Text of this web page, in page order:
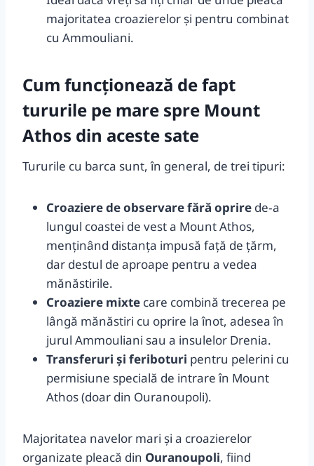
majoritatea croazierelor și pentru combinat
cu Ammouliani.
Cum funcționează de fapt
tururile pe mare spre Mount
Athos din aceste sate
Tururile cu barca sunt, în general, de trei tipuri:
Croaziere de observare fără oprire de‑a
lungul coastei de vest a Mount Athos,
menținând distanța impusă față de țărm,
dar destul de aproape pentru a vedea
mănăstirile.
Croaziere mixte care combină trecerea pe
lângă mănăstiri cu oprire la înot, adesea în
jurul Ammouliani sau a insulelor Drenia.
Transferuri și feriboturi pentru pelerini cu
permisiune specială de intrare în Mount
Athos (doar din Ouranoupoli).
Majoritatea navelor mari și a croazierelor
organizate pleacă din Ouranoupoli, fiind